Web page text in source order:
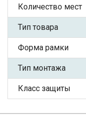
Количество мест
Тип товара
Форма рамки
Тип монтажа
Класс защиты